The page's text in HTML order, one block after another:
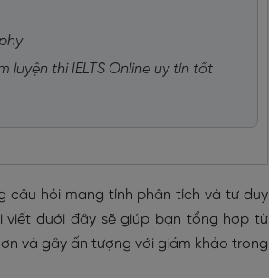
luyện thi IELTS Online uy tín tốt
câu hỏi mang tính phân tích và tư duy
viết dưới đây sẽ giúp bạn tổng hợp từ
và gây ấn tượng với giám khảo trong